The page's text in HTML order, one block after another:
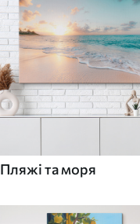
Пляжі та моря